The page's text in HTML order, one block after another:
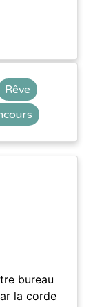
Rêve
bureau
la corde